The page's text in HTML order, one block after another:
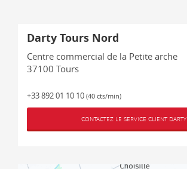
Darty Tours Nord
Centre commercial de la Petite arche
37100 Tours
+33 892 01 10 10 (40 cts/min)
CONTACTEZ LE SERVICE CLIENT DARTY